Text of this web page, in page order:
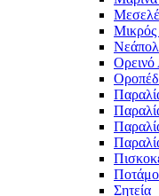
Μικρός
Ορεινό
Σητεία